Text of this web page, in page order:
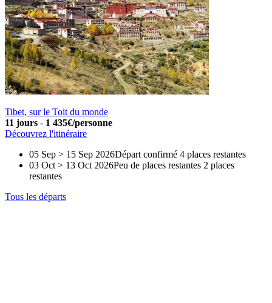
Tibet, sur le Toit du monde
11 jours - 1 435€/personne
Découvrez l'itinéraire
05 Sep > 15 Sep 2026Départ confirmé 4 places restantes
03 Oct > 13 Oct 2026Peu de places restantes 2 places
restantes
Tous les départs